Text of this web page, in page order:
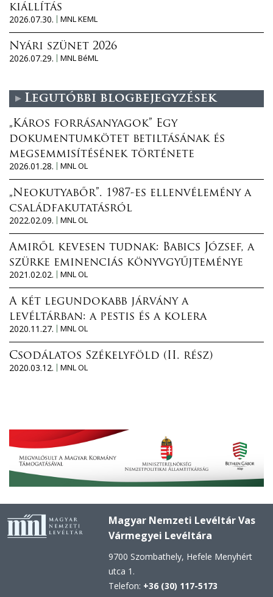
kiállítás
2026.07.30.
MNL KEML
Nyári szünet 2026
2026.07.29.
MNL BéML
Legutóbbi blogbejegyzések
„Káros forrásanyagok” Egy
dokumentumkötet betiltásának és
megsemmisítésének története
2026.01.28.
MNL OL
„Neokutyabőr”. 1987-es ellenvélemény a
családfakutatásról
2022.02.09.
MNL OL
Amiről kevesen tudnak: Babics József, a
szürke eminenciás könyvgyűjteménye
2021.02.02.
MNL OL
A két legundokabb járvány a
levéltárban: a pestis és a kolera
2020.11.27.
MNL OL
Csodálatos Székelyföld (II. rész)
2020.03.12.
MNL OL
Magyar Nemzeti Levéltár Vas
Vármegyei Levéltára
9700 Szombathely, Hefele Menyhért
utca 1.
Telefon: +36 (30) 117-5173